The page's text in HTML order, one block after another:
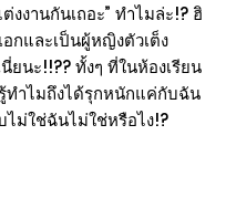
านกันเถอะ” ทำไมล่ะ!? ฮิ
กและเป็นผู้หญิงตัวเต็ง
นะ!!?? ทั้งๆ ที่ในห้องเรียน
ทำไมถึงได้รุกหนักแค่กับฉัน
ม่ใช่ฉันไม่ใช่หรือไง!?